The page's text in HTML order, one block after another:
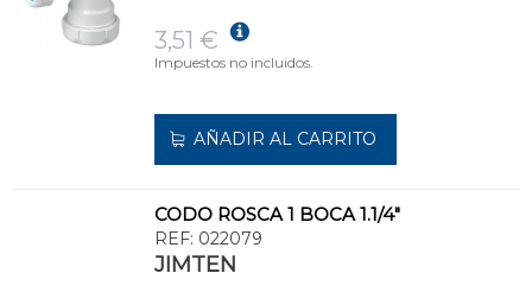
3,51 €
Impuestos no incluidos.
AÑADIR AL CARRITO
CODO ROSCA 1 BOCA 1.1/4"
REF: 022079
JIMTEN